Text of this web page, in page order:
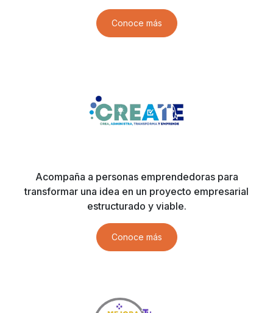
Conoce más
Acompaña a personas emprendedoras para
transformar una idea en un proyecto empresarial
estructurado y viable.
Conoce más